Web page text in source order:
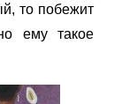
то побежит
ему такое